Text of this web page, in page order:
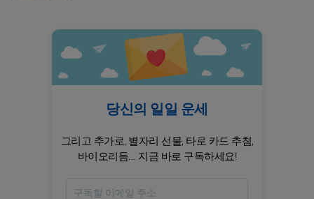
당신의 일일 운세
그리고 추가로, 별자리 선물, 타로 카드 추첨,
바이오리듬... 지금 바로 구독하세요!